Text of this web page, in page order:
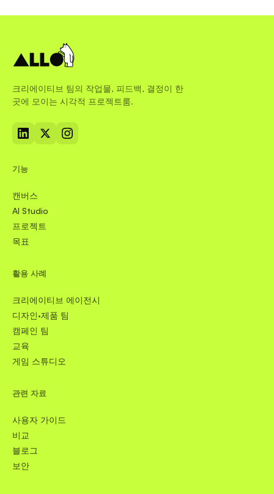
크리에이티브 팀의 작업물, 피드백, 결정이 한
곳에 모이는 시각적 프로젝트룸.
기능
캔버스
AI Studio
프로젝트
목표
활용 사례
크리에이티브 에이전시
디자인·제품 팀
캠페인 팀
교육
게임 스튜디오
관련 자료
사용자 가이드
비교
블로그
보안